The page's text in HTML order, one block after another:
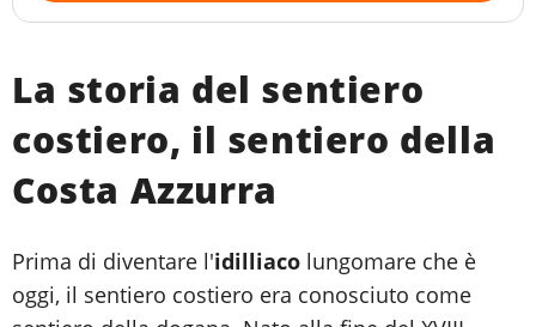
La storia del sentiero
costiero, il sentiero della
Costa Azzurra
Prima di diventare l'idilliaco lungomare che è
oggi, il sentiero costiero era conosciuto come